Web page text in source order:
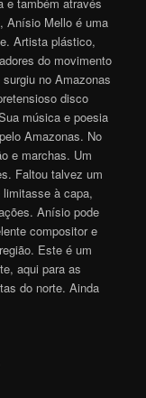
Anísio Mello é uma
Artista plástico,
do movimento
surgiu no Amazonas
disco
música e poesia
Amazonas. No
e marchas. Um
Faltou talvez um
limitasse à capa,
Anísio pode
compositor e
Este é um
aqui para as
do norte. Ainda